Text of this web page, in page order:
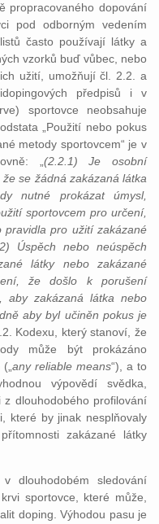
propracovaného dopování
pod odborným vedením
často používají látky a
vzorků buď vůbec, nebo
užití, umožňují čl. 2.2. a
předpisů i v
sportovce neobsahuje
„Použití nebo pokus
metody sportovcem“ je v
„ (2.2.1) Je osobní
se žádná zakázaná látka
nutné prokázat úmysl,
sportovcem pro určení,
pro užití zakázané
Úspěch nebo neúspěch
látky nebo zakázané
že došlo k porušení
aby zakázaná látka nebo
aby byl učiněn pokus je
Kodexu, který stanoví, že
může být prokázáno
(„ any reliable means“), a to
výpovědí svědka,
z dlouhodobého profilování
které by jinak nesplňovaly
zakázané látky
dlouhodobém sledování
sportovce, které může,
doping. Výhodou pasu je